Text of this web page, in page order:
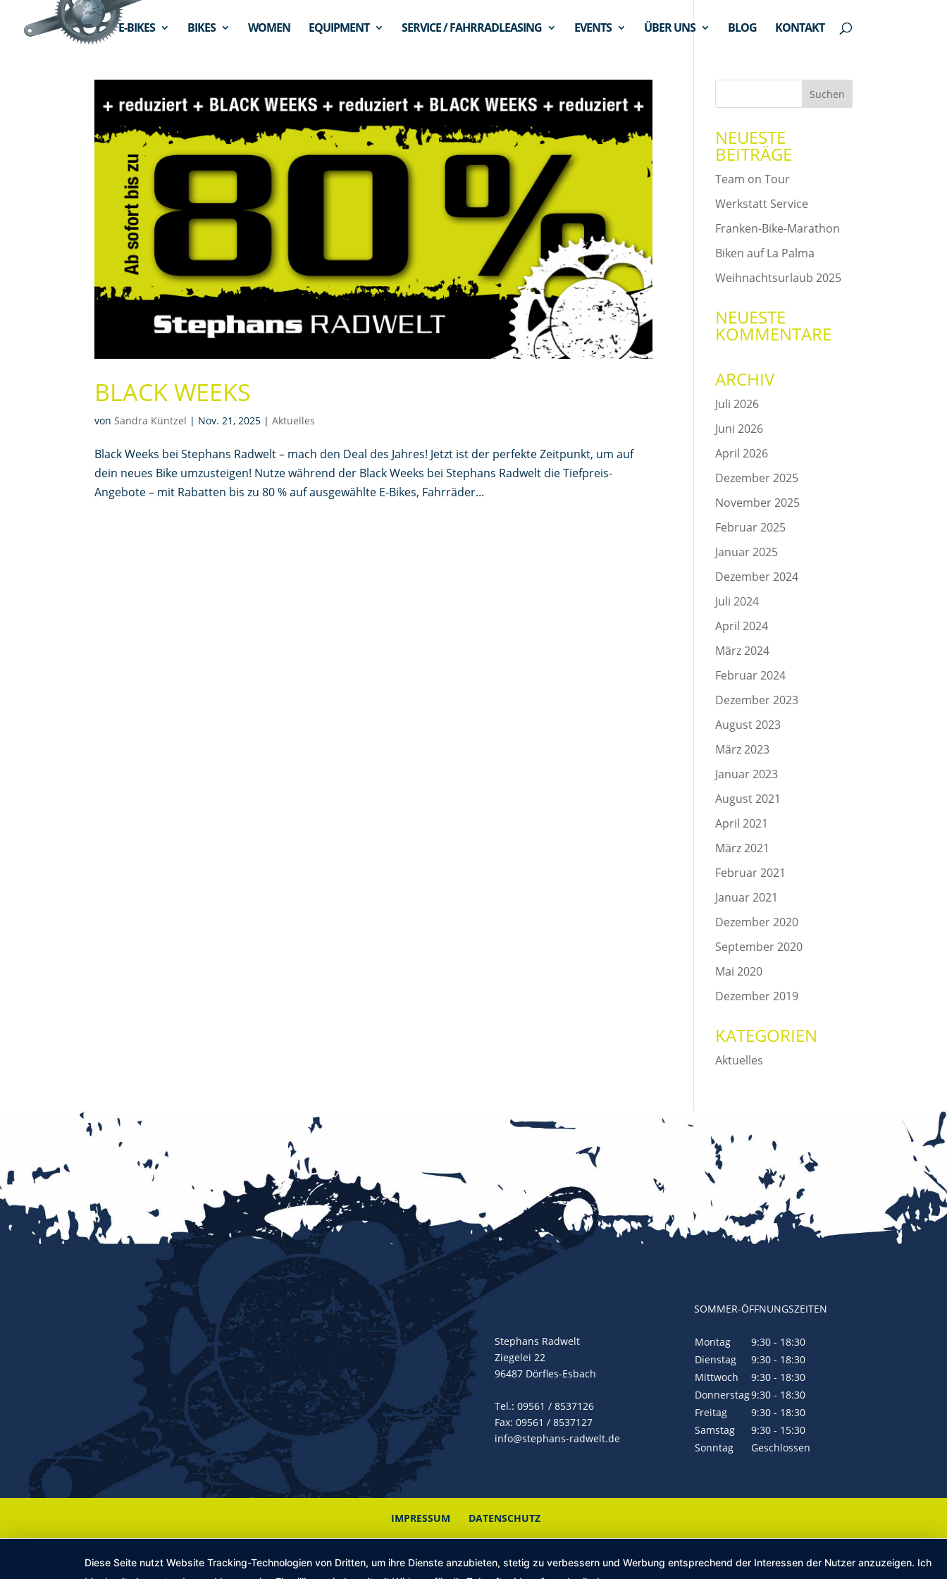
E-BIKES BIKES WOMEN EQUIPMENT SERVICE / FAHRRADLEASING EVENTS ÜBER UNS BLOG KONTAKT
BLACK WEEKS
von Sandra Küntzel | Nov. 21, 2025 |Aktuelles
Black Weeks bei Stephans Radwelt – mach den Deal des Jahres! Jetzt ist der perfekte Zeitpunkt, um auf
dein neues Bike umzusteigen! Nutze während der Black Weeks bei Stephans Radwelt die Tiefpreis-
Angebote – mit Rabatten bis zu 80 % auf ausgewählte E-Bikes, Fahrräder...
NEUESTE
BEITRÄGE
Team on Tour
Werkstatt Service
Franken-Bike-Marathon
Biken auf La Palma
Weihnachtsurlaub 2025
NEUESTE
KOMMENTARE
ARCHIV
Juli 2026
Juni 2026
April 2026
Dezember 2025
November 2025
Februar 2025
Januar 2025
Dezember 2024
Juli 2024
April 2024
März 2024
Februar 2024
Dezember 2023
August 2023
März 2023
Januar 2023
August 2021
April 2021
März 2021
Februar 2021
Januar 2021
Dezember 2020
September 2020
Mai 2020
Dezember 2019
KATEGORIEN
Aktuelles
Stephans Radwelt
Ziegelei 22
96487 Dörfles-Esbach
Tel.: 09561 / 8537126
Fax: 09561 / 8537127
info@stephans-radwelt.de
SOMMER-ÖFFNUNGSZEITEN
Montag
9:30 - 18:30
Dienstag
9:30 - 18:30
Mittwoch
9:30 - 18:30
Donnerstag9:30 - 18:30
Freitag
9:30 - 18:30
Samstag
9:30 - 15:30
Sonntag
Geschlossen
IMPRESSUM DATENSCHUTZ
Diese Seite nutzt Website Tracking-Technologien von Dritten, um ihre Dienste anzubieten, stetig zu verbessern und Werbung entsprechend der Interessen der Nutzer anzuzeigen. Ich